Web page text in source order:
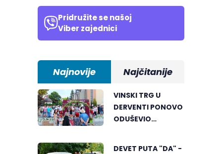
Pridružite se našoj
Viber zajednici
Najnovije Najčitanije
VINSKI TRG U
DERVENTI PONOVO
ODUŠEVIO
DEVET PUTA "DA" -